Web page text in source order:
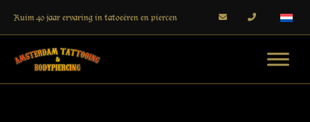
Ruim 40 jaar ervaring in tatoeëren en piercen